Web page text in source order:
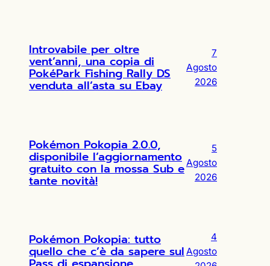
Introvabile per oltre
vent’anni, una copia di
PokéPark Fishing Rally DS
venduta all’asta su Ebay
7
Agosto
2026
Pokémon Pokopia 2.0.0,
disponibile l’aggiornamento
gratuito con la mossa Sub e
tante novità!
5
Agosto
2026
Pokémon Pokopia: tutto
quello che c’è da sapere sul
4
Agosto